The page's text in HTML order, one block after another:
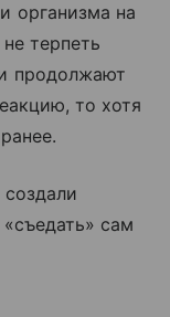
организма на
терпеть
продолжают
то хотя
сам